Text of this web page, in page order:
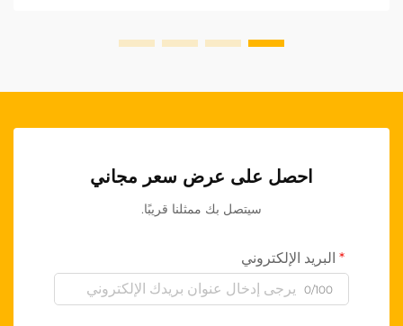
احصل على عرض سعر مجاني
سيتصل بك ممثلنا قريبًا.
البريد الإلكتروني
0/100